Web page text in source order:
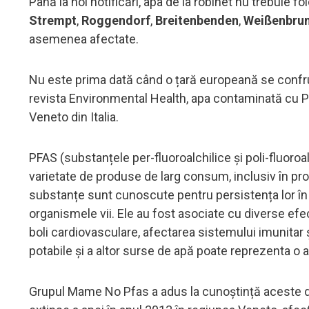
Strempt, Roggendorf, Breitenbenden,
asemenea afectate.
Nu este prima dată când o țară europeană se
revista Environmental Health, apa contaminată cu
Veneto din Italia.
PFAS (substanțele per-fluoroalchilice și poli-
varietate de produse de larg consum, inclusiv în
substanțe sunt cunoscute pentru persistența lor
organismele vii. Ele au fost asociate cu diverse
boli cardiovasculare, afectarea sistemului imunitar
potabile și a altor surse de apă poate reprezenta
Grupul Mame No Pfas a adus la cunoștință